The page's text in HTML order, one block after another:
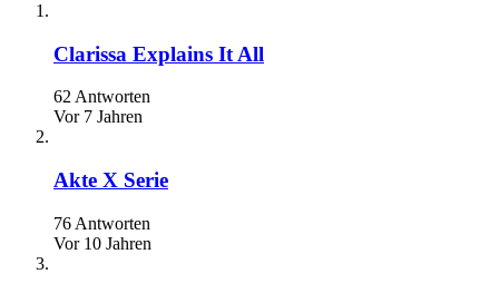
Clarissa Explains It All
62 Antworten
Vor 7 Jahren
Akte X Serie
76 Antworten
Vor 10 Jahren